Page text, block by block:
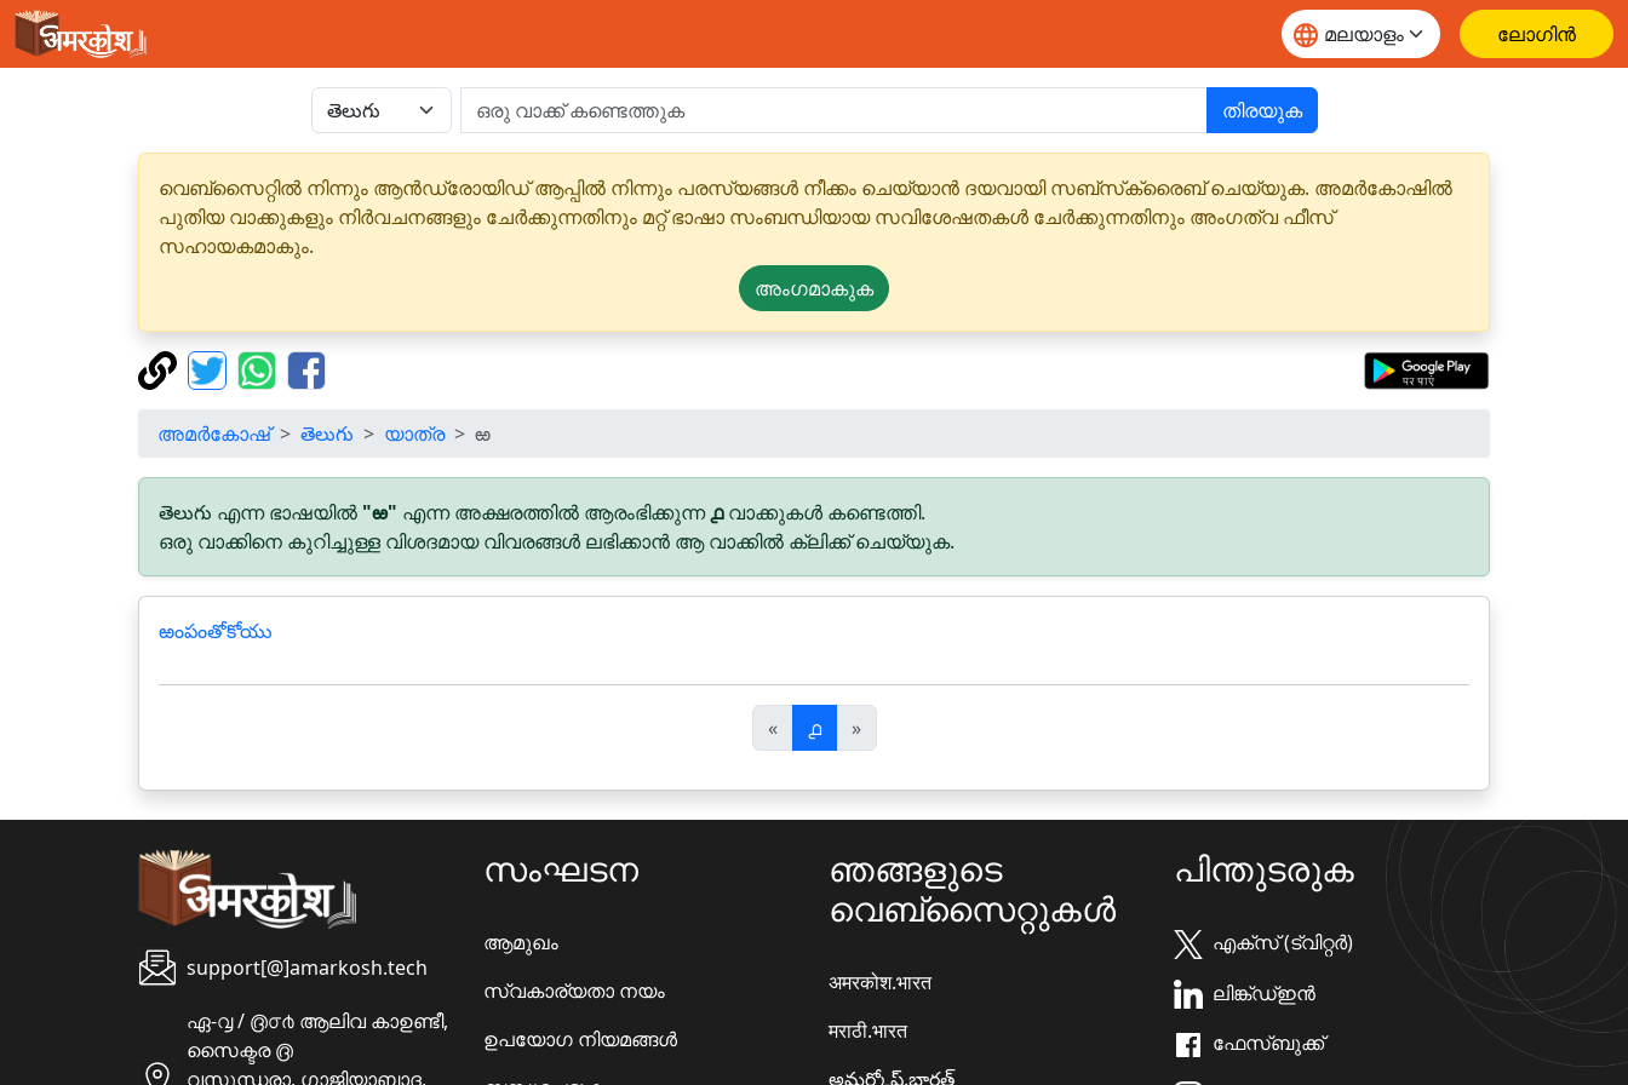
ലോഗിൻ
തിരയുക
വെബ്‌സൈറ്റിൽ നിന്നും ആൻഡ്രോയിഡ് ആപ്പിൽ നിന്നും പരസ്യങ്ങൾ നീക്കം ചെയ്യാൻ ദയവായി സബ്‌സ്‌ക്രൈബ് ചെയ്യുക. അമർകോഷിൽ
പുതിയ വാക്കുകളും നിർവചനങ്ങളും ചേർക്കുന്നതിനും മറ്റ് ഭാഷാ സംബന്ധിയായ സവിശേഷതകൾ ചേർക്കുന്നതിനും അംഗത്വ ഫീസ്
സഹായകമാകും.
അംഗമാകുക
അമർകോഷ് తెలుగు യാത്ര ఱ
తెలుగు എന്ന ഭാഷയിൽ "ఱ" എന്ന അക്ഷരത്തിൽ ആരംഭിക്കുന്ന൧വാക്കുകൾ കണ്ടെത്തി.
ഒരു വാക്കിനെ കുറിച്ചുള്ള വിശദമായ വിവരങ്ങൾ ലഭിക്കാൻ ആ വാക്കിൽ ക്ലിക്ക് ചെയ്യുക.
ఱంపంతోకోయు
«पि
छ
ला
൧ »अ
ग
ला
support[@]amarkosh.tech
ഏ-൮ / ൫൦൪ ആലിവ കാഉണ്ടീ,
സൈക്ടര ൫
വസുന്ധരാ, ഗാജിയാബാദ,
സംഘടന
ആമുഖം
സ്വകാര്യതാ നയം
ഉപയോഗ നിയമങ്ങൾ
ഞങ്ങളുടെ
വെബ്സൈറ്റുകൾ
अमरकोश.भारत
मराठी.भारत
అమర్కోష్.భారత్
പിന്തുടരുക
എക്സ് (ട്വിറ്റർ)
ലിങ്ക്ഡ്ഇൻ
ഫേസ്ബുക്ക്